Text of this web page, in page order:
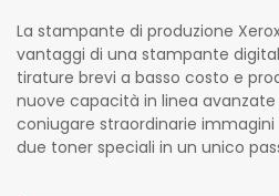
La stampante di produzione
vantaggi di una stampante
tirature brevi a basso costo e
nuove capacità in linea
coniugare straordinarie
due toner speciali in un unico